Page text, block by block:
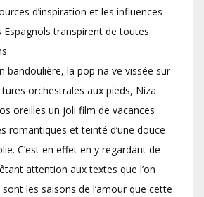
d’inspiration et les influences
Espagnols transpirent de toutes
bandoulière, la pop naïve vissée sur
orchestrales aux pieds, Niza
oreilles un joli film de vacances
romantiques et teinté d’une douce
C’est en effet en y regardant de
attention aux textes que l’on
les saisons de l’amour que cette